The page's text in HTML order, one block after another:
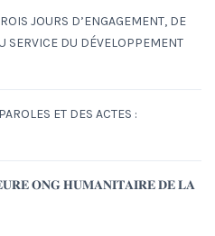
JOURS D’ENGAGEMENT, DE
SERVICE DU DÉVELOPPEMENT
ET DES ACTES :
𝐎𝐍𝐆 𝐇𝐔𝐌𝐀𝐍𝐈𝐓𝐀𝐈𝐑𝐄 𝐃𝐄 𝐋𝐀